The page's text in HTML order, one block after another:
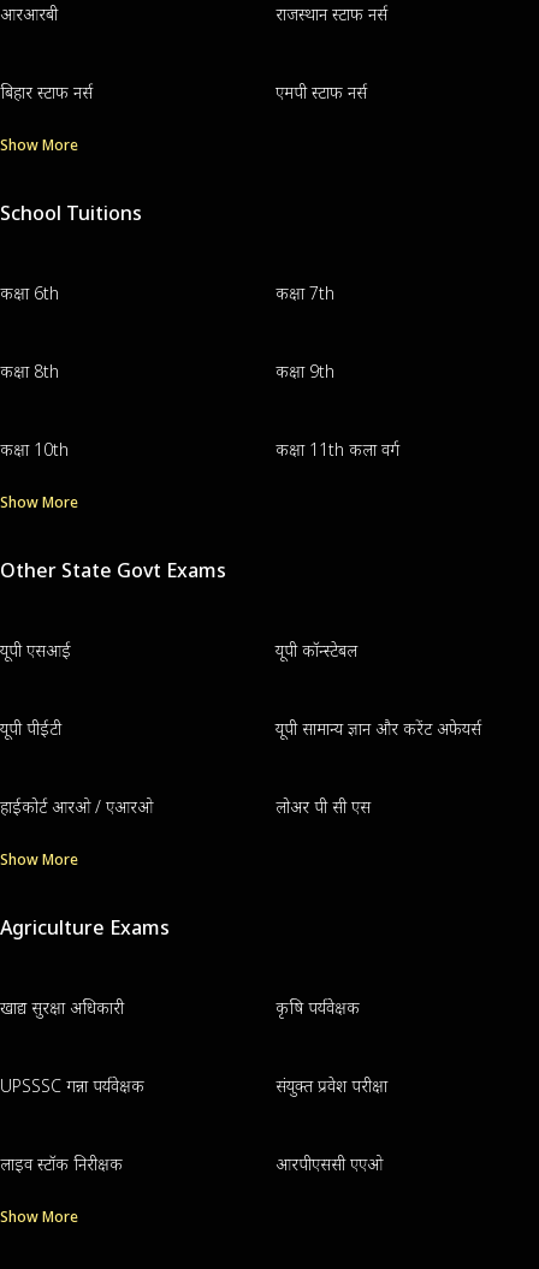
आरआरबी राजस्थान स्टाफ नर्स
बिहार स्टाफ नर्स एमपी स्टाफ नर्स
Show More
School Tuitions
कक्षा 6th कक्षा 7th
कक्षा 8th कक्षा 9th
कक्षा 10th कक्षा 11th कला वर्ग
Show More
Other State Govt Exams
यूपी एसआई यूपी कॉन्स्टेबल
यूपी पीईटी यूपी सामान्य ज्ञान और करेंट अफेयर्स
हाईकोर्ट आरओ / एआरओ लोअर पी सी एस
Show More
Agriculture Exams
खाद्य सुरक्षा अधिकारी कृषि पर्यवेक्षक
UPSSSC गन्ना पर्यवेक्षक संयुक्त प्रवेश परीक्षा
लाइव स्टॉक निरीक्षक आरपीएससी एएओ
Show More